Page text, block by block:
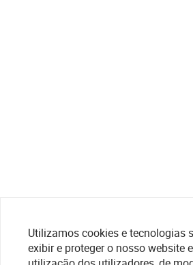
Utilizamos cookies e tecnologias
exibir e proteger o nosso website